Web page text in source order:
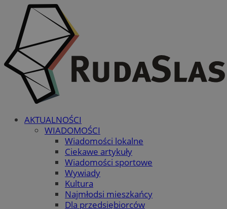
AKTUALNOŚCI
WIADOMOŚCI
Wiadomości lokalne
Ciekawe artykuły
Wiadomości sportowe
Wywiady
Kultura
Najmłodsi mieszkańcy
Dla przedsiębiorców